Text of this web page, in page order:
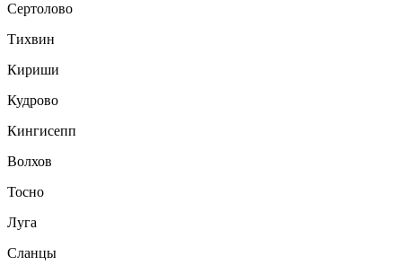
Сертолово
Тихвин
Кириши
Кудрово
Кингисепп
Волхов
Тосно
Луга
Сланцы